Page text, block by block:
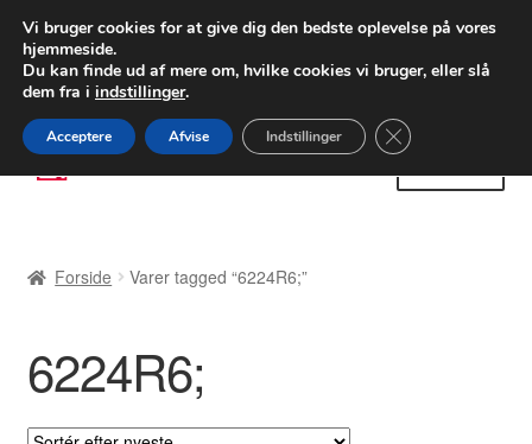
LEVERING fra 55 kr.
FEDEX verdensomspændende forsendelse
80 82 72 02
Spring
til
Spring
til
Betalinger
Kasse
Klage
Forside Varer tagged “6224R6;”
6224R6;
Vi bruger cookies for at give dig den bedste oplevelse på vores
hjemmeside.
Du kan finde ud af mere om, hvilke cookies vi bruger, eller slå
dem fra i indstillinger.
Acceptere Afvise Indstillinger Close GDPR